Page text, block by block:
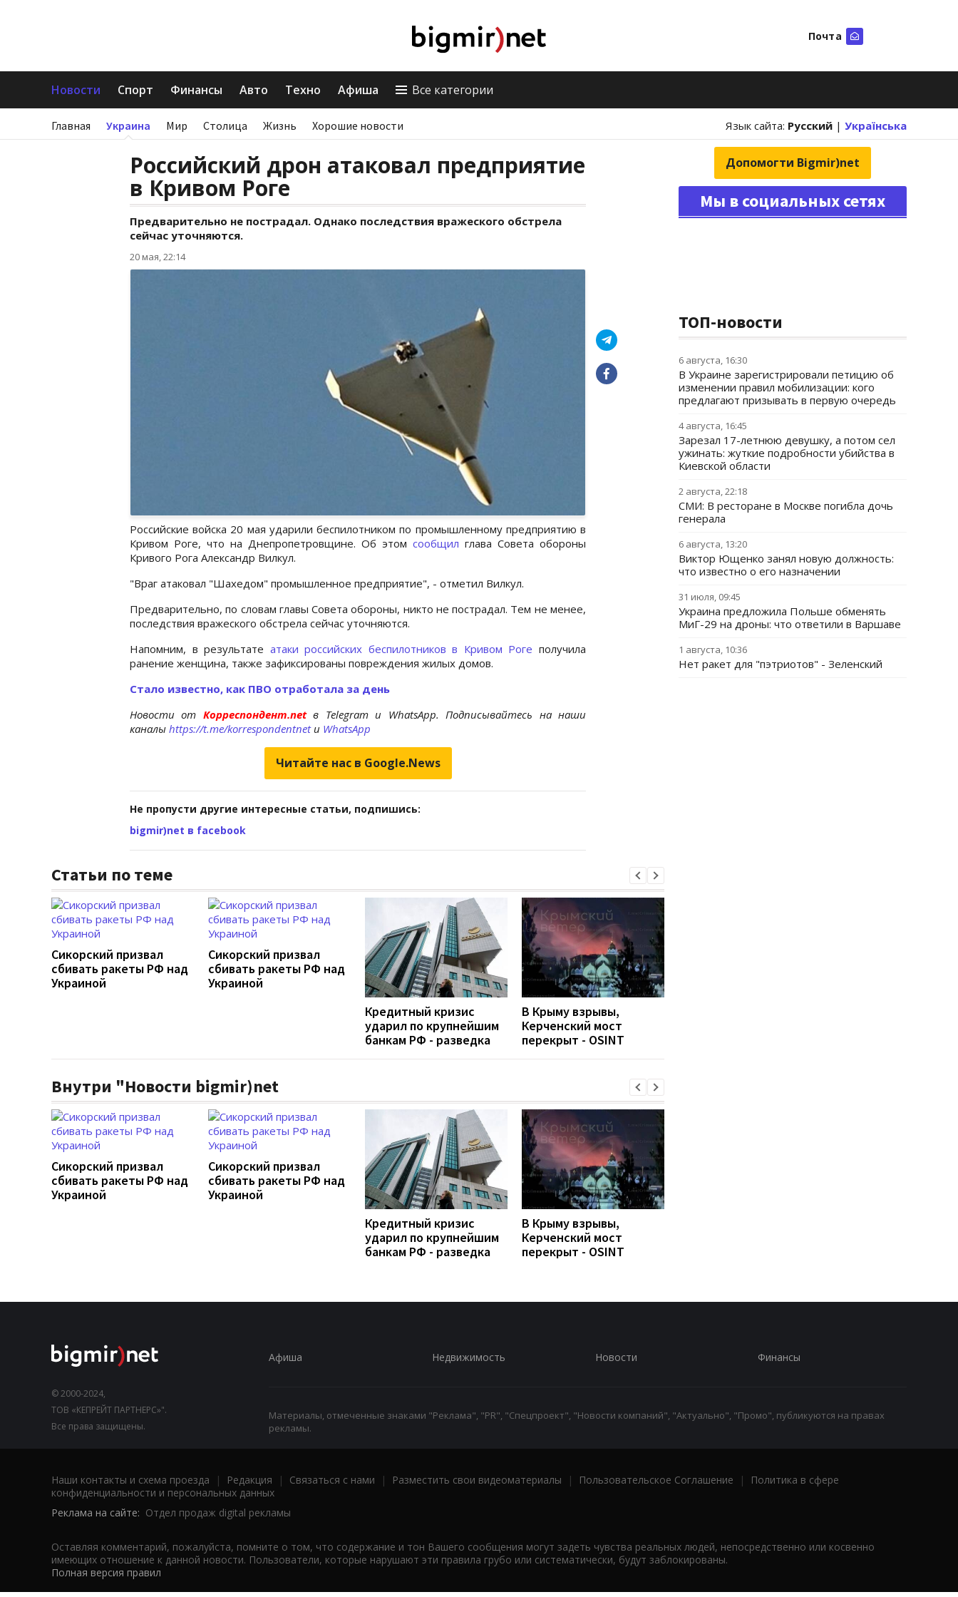
Почта
Новости Спорт Финансы Авто Техно Афиша Все категории
Главная Украина Мир Столица Жизнь Хорошие новости Язык сайта: Русский | Українська
Российский дрон атаковал предприятие
в Кривом Роге
Предварительно не пострадал. Однако последствия вражеского обстрела
сейчас уточняются.
20 мая, 22:14
Российские войска 20 мая ударили беспилотником по промышленному предприятию в
Кривом Роге, что на Днепропетровщине. Об этом сообщил глава Совета обороны
Кривого Рога Александр Вилкул.
"Враг атаковал "Шахедом" промышленное предприятие", - отметил Вилкул.
Предварительно, по словам главы Совета обороны, никто не пострадал. Тем не менее,
последствия вражеского обстрела сейчас уточняются.
Напомним, в результате атаки российских беспилотников в Кривом Роге получила
ранение женщина, также зафиксированы повреждения жилых домов.
Стало известно, как ПВО отработала за день
Новости от Корреспондент.netв Telegram и WhatsApp. Подписывайтесь на наши
каналы https://t.me/korrespondentnetи WhatsApp
Читайте нас в Google.News
Не пропусти другие интересные статьи, подпишись:
bigmir)net в facebook
Статьи по теме
Сикорский призвал
сбивать ракеты РФ над
Украиной
Сикорский призвал
сбивать ракеты РФ над
Украиной
Кредитный кризис
ударил по крупнейшим
банкам РФ - разведка
В Крыму взрывы,
Керченский мост
перекрыт - OSINT
Внутри "Новости bigmir)net
Сикорский призвал
сбивать ракеты РФ над
Украиной
Сикорский призвал
сбивать ракеты РФ над
Украиной
Кредитный кризис
ударил по крупнейшим
банкам РФ - разведка
В Крыму взрывы,
Керченский мост
перекрыт - OSINT
Допомогти Bigmir)net
Мы в социальных сетях
ТОП-новости
6 августа, 16:30
В Украине зарегистрировали петицию об
изменении правил мобилизации: кого
предлагают призывать в первую очередь
4 августа, 16:45
Зарезал 17-летнюю девушку, а потом сел
ужинать: жуткие подробности убийства в
Киевской области
2 августа, 22:18
СМИ: В ресторане в Москве погибла дочь
генерала
6 августа, 13:20
Виктор Ющенко занял новую должность:
что известно о его назначении
31 июля, 09:45
Украина предложила Польше обменять
МиГ-29 на дроны: что ответили в Варшаве
1 августа, 10:36
Нет ракет для "пэтриотов" - Зеленский
© 2000-2024,
ТОВ «КЕПРЕЙТ ПАРТНЕРС»".
Все права защищены.
Афиша Недвижимость Новости Финансы
Материалы, отмеченные знаками "Реклама", "PR", "Спецпроект", "Новости компаний", "Актуально", "Промо", публикуются на правах
рекламы.
Наши контакты и схема проезда | Редакция | Связаться с нами | Разместить свои видеоматериалы | Пользовательское Соглашение |
Политика в сфере
конфиденциальности и персональных данных
Реклама на сайте: Отдел продаж digital рекламы
Оставляя комментарий, пожалуйста, помните о том, что содержание и тон Вашего сообщения могут задеть чувства реальных людей, непосредственно или косвенно
имеющих отношение к данной новости. Пользователи, которые нарушают эти правила грубо или систематически, будут заблокированы.
Полная версия правил